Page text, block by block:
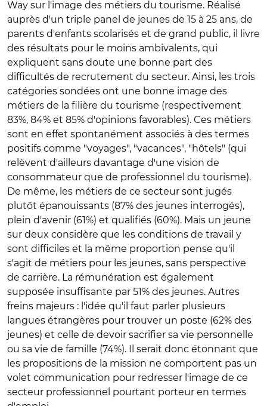
Way sur l'image des métiers du tourisme. Réalisé
auprès d'un triple panel de jeunes de 15 à 25 ans, de
parents d'enfants scolarisés et de grand public, il livre
des résultats pour le moins ambivalents, qui
expliquent sans doute une bonne part des
difficultés de recrutement du secteur. Ainsi, les trois
catégories sondées ont une bonne image des
métiers de la filière du tourisme (respectivement
83%, 84% et 85% d'opinions favorables). Ces métiers
sont en effet spontanément associés à des termes
positifs comme "voyages", "vacances", "hôtels" (qui
relèvent d'ailleurs davantage d'une vision de
consommateur que de professionnel du tourisme).
De même, les métiers de ce secteur sont jugés
plutôt épanouissants (87% des jeunes interrogés),
plein d'avenir (61%) et qualifiés (60%). Mais un jeune
sur deux considère que les conditions de travail y
sont difficiles et la même proportion pense qu'il
s'agit de métiers pour les jeunes, sans perspective
de carrière. La rémunération est également
supposée insuffisante par 51% des jeunes. Autres
freins majeurs : l'idée qu'il faut parler plusieurs
langues étrangères pour trouver un poste (62% des
jeunes) et celle de devoir sacrifier sa vie personnelle
ou sa vie de famille (74%). Il serait donc étonnant que
les propositions de la mission ne comportent pas un
volet communication pour redresser l'image de ce
secteur professionnel pourtant porteur en termes